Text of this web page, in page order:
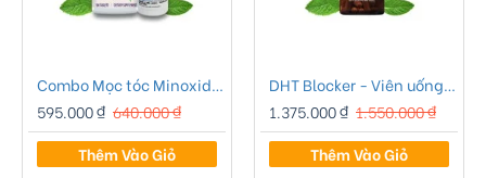
Combo Mọc tóc Minoxidil 2% Bailleul Pháp - 01
595.000 ₫ 640.000 ₫
Thêm Vào Giỏ
DHT Blocker - Viên uống chống rụng tóc Advanced Trichology DHT Blocker
1.375.000 ₫ 1.550.000 ₫
Thêm Vào Giỏ